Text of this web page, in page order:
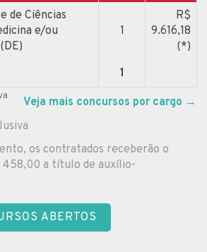
de Ciências
e/ou
1
R$
9.616,18
(*)
1
Veja mais concursos por cargo →
os contratados receberão o
458,00 a título de auxílio-
ABERTOS